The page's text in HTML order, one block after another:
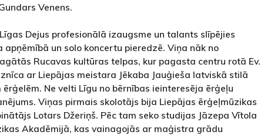
Venens.
Dejus profesionālā izaugsme un talants slīpējies
apņēmībā un solo koncertu pieredzē. Viņa nāk no
Rucavas kultūras telpas, kur pagasta centru rotā Ev.
ar Liepājas meistara Jēkaba Jauģieša latviskā stilā
Ne velti Līgu no bērnības ieinteresēja ērģeļu
Viņas pirmais skolotājs bija Liepājas ērģeļmūzikas
Lotars Džeriņš. Pēc tam seko studijas Jāzepa Vītola
Akadēmijā, kas vainagojās ar maģistra grādu